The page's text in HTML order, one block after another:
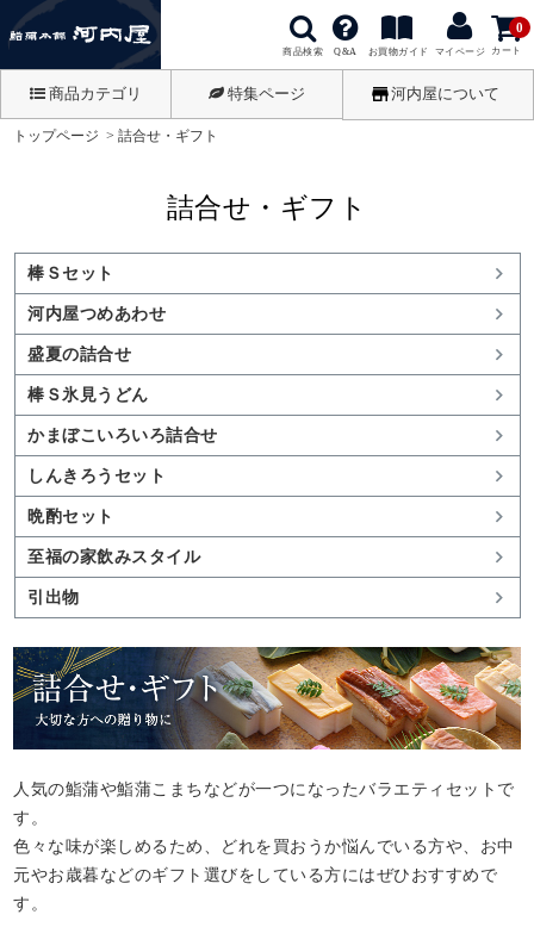
商品検索 Q&A お買物ガイド マイページ カート
0
商品カテゴリ 特集ページ 河内屋について
トップページ 詰合せ・ギフト
詰合せ・ギフト
棒Ｓセット
河内屋つめあわせ
盛夏の詰合せ
棒Ｓ氷見うどん
かまぼこいろいろ詰合せ
しんきろうセット
晩酌セット
至福の家飲みスタイル
引出物
人気の鮨蒲や鮨蒲こまちなどが一つになったバラエティセットで
す。
色々な味が楽しめるため、どれを買おうか悩んでいる方や、お中
元やお歳暮などのギフト選びをしている方にはぜひおすすめで
す。